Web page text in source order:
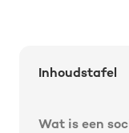
Inhoudstafel
Wat is een